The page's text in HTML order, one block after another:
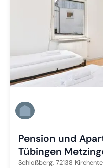
Pension und
Tübingen
Schloßberg, 72138